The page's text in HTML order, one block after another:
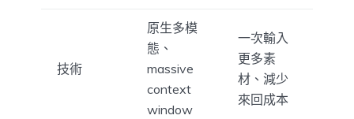
技術
原生多模
態、
massive
context
window
一次輸入
更多素
材、減少
來回成本